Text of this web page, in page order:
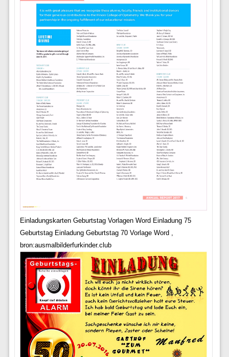
Einladungskarten Geburtstag Vorlagen Word Einladung 75
Geburtstag Einladung Geburtstag 70 Vorlage Word ,
bron:ausmalbilderfurkinder.club